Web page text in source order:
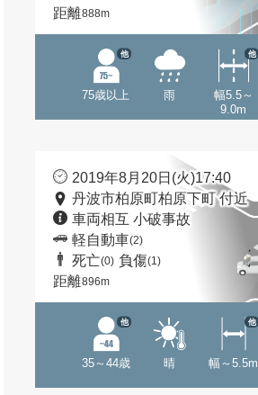
距離888m
75歳以上
他
雨
幅5.5～
9.0m
他
2019年8月20日(火)17:40
丹波市柏原町柏原下町 付近
車両相互 小破事故
軽自動車(2)
死亡(0) 負傷(1)
距離896m
35～44歳
他
晴 幅～5.5m
他